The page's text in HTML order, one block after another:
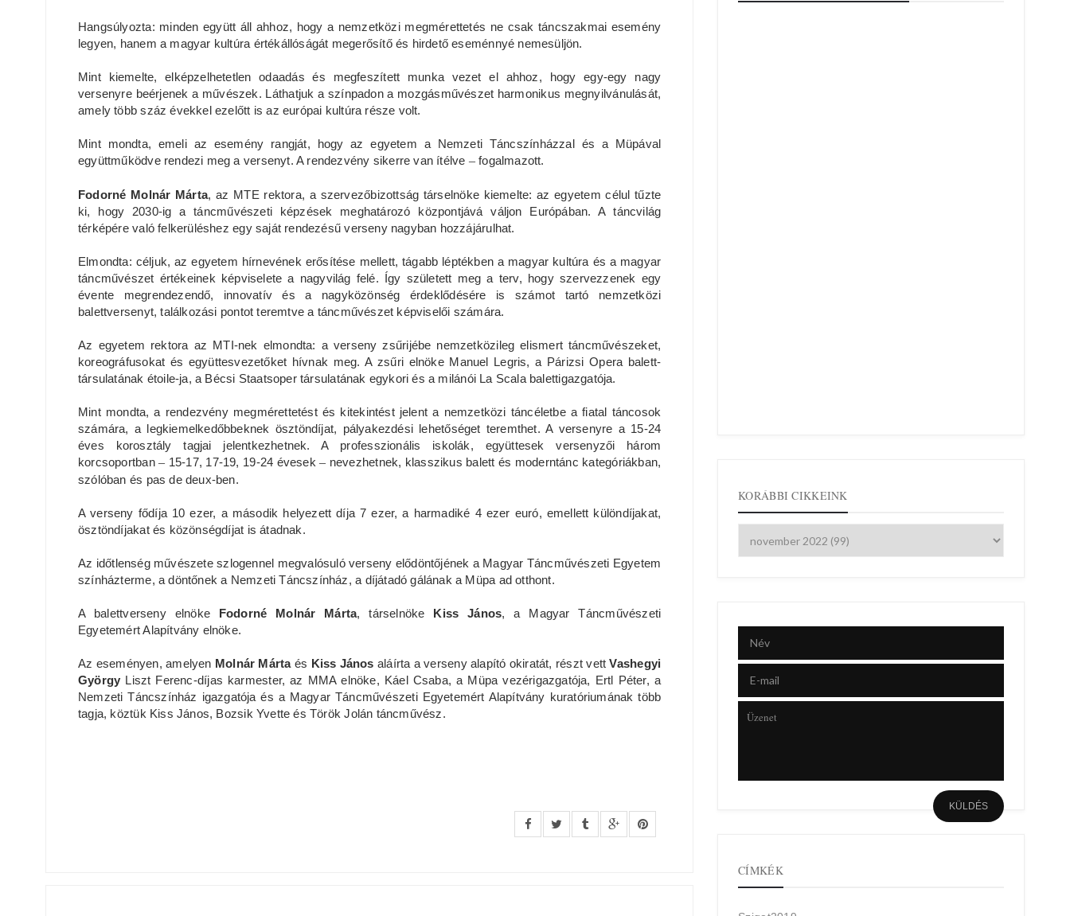
Hangsúlyozta: minden együtt áll ahhoz, hogy a nemzetközi megmérettetés ne csak táncszakmai esemény
legyen, hanem a magyar kultúra értékállóságát megerősítő és hirdető eseménnyé nemesüljön.
Mint kiemelte, elképzelhetetlen odaadás és megfeszített munka vezet el ahhoz, hogy egy-egy nagy
versenyre beérjenek a művészek. Láthatjuk a színpadon a mozgásművészet harmonikus megnyilvánulását,
amely több száz évekkel ezelőtt is az európai kultúra része volt.
Mint mondta, emeli az esemény rangját, hogy az egyetem a Nemzeti Táncszínházzal és a Müpával
együttműködve rendezi meg a versenyt. A rendezvény sikerre van ítélve –fogalmazott.
Fodorné Molnár Márta, az MTE rektora, a szervezőbizottság társelnöke kiemelte: az egyetem célul tűzte
ki, hogy 2030-ig a táncművészeti képzések meghatározó központjává váljon Európában. A táncvilág
térképére való felkerüléshez egy saját rendezésű verseny nagyban hozzájárulhat.
Elmondta: céljuk, az egyetem hírnevének erősítése mellett, tágabb léptékben a magyar kultúra és a magyar
táncművészet értékeinek képviselete a nagyvilág felé. Így született meg a terv, hogy szervezzenek egy
évente megrendezendő, innovatív és a nagyközönség érdeklődésére is számot tartó nemzetközi
balettversenyt, találkozási pontot teremtve a táncművészet képviselői számára.
Az egyetem rektora az MTI-nek elmondta: a verseny zsűrijébe nemzetközileg elismert táncművészeket,
koreográfusokat és együttesvezetőket hívnak meg. A zsűri elnöke Manuel Legris, a Párizsi Opera balett-
társulatának étoile-ja, a Bécsi Staatsoper társulatának egykori és a milánói La Scala balettigazgatója.
Mint mondta, a rendezvény megmérettetést és kitekintést jelent a nemzetközi táncéletbe a fiatal táncosok
számára, a legkiemelkedőbbeknek ösztöndíjat, pályakezdési lehetőséget teremthet. A versenyre a 15-24
éves korosztály tagjai jelentkezhetnek. A professzionális iskolák, együttesek versenyzői három
korcsoportban– 15-17, 17-19, 19-24 évesek– nevezhetnek, klasszikus balett és moderntánc kategóriákban,
szólóban és pas de deux-ben.
A verseny fődíja 10 ezer, a második helyezett díja 7 ezer, a harmadiké 4 ezer euró, emellett különdíjakat,
ösztöndíjakat és közönségdíjat is átadnak.
Az időtlenség művészete szlogennel megvalósuló verseny elődöntőjének a Magyar Táncművészeti Egyetem
színházterme, a döntőnek a Nemzeti Táncszínház, a díjátadó gálának a Müpa ad otthont.
A balettverseny elnöke Fodorné Molnár Márta, társelnöke Kiss János, a Magyar Táncművészeti
Egyetemért Alapítvány elnöke.
Az eseményen, amelyen Molnár Mártaés Kiss János aláírta a verseny alapító okiratát, részt vettVashegyi
György Liszt Ferenc-díjas karmester, az MMA elnöke, Káel Csaba, a Müpa vezérigazgatója, Ertl Péter, a
Nemzeti Táncszínház igazgatója és a Magyar Táncművészeti Egyetemért Alapítvány kuratóriumának több
tagja, köztük Kiss János, Bozsik Yvette és Török Jolán táncművész.
KORÁBBI CIKKEINK
CÍMKÉK